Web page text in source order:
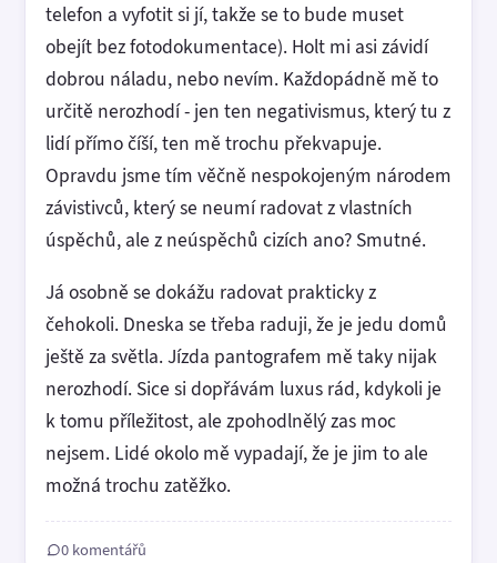
telefon a vyfotit si jí, takže se to bude muset
obejít bez fotodokumentace). Holt mi asi závidí
dobrou náladu, nebo nevím. Každopádně mě to
určitě nerozhodí - jen ten negativismus, který tu z
lidí přímo číší, ten mě trochu překvapuje.
Opravdu jsme tím věčně nespokojeným národem
závistivců, který se neumí radovat z vlastních
úspěchů, ale z neúspěchů cizích ano? Smutné.
Já osobně se dokážu radovat prakticky z
čehokoli. Dneska se třeba raduji, že je jedu domů
ještě za světla. Jízda pantografem mě taky nijak
nerozhodí. Sice si dopřávám luxus rád, kdykoli je
k tomu příležitost, ale zpohodlnělý zas moc
nejsem. Lidé okolo mě vypadají, že je jim to ale
možná trochu zatěžko.
0 komentářů